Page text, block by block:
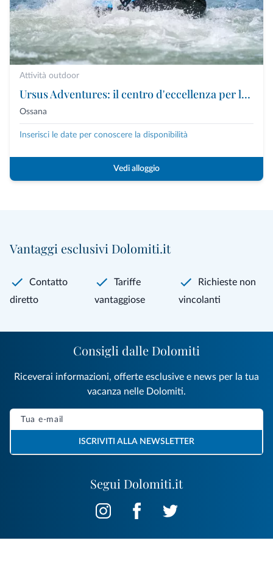
Attività outdoor
Ursus Adventures: il centro d'eccellenza per le attività outdoor premium in Trentino
Ossana
Inserisci le date per conoscere la disponibilità
Vedi alloggio
Vantaggi esclusivi Dolomiti.it
Contatto
diretto
Tariffe
vantaggiose
Richieste non
vincolanti
Segui Dolomiti.it
Consigli dalle Dolomiti
Riceverai informazioni, offerte esclusive e news per la tua
vacanza nelle Dolomiti.
ISCRIVITI ALLA NEWSLETTER